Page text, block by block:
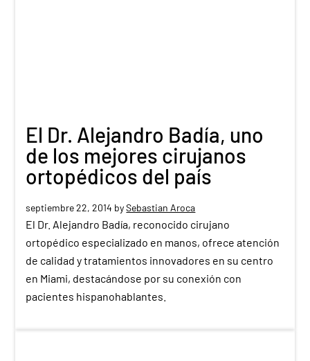
El Dr. Alejandro Badía, uno
de los mejores cirujanos
ortopédicos del país
septiembre 22, 2014 bySebastian Aroca
El Dr. Alejandro Badía, reconocido cirujano
ortopédico especializado en manos, ofrece atención
de calidad y tratamientos innovadores en su centro
en Miami, destacándose por su conexión con
pacientes hispanohablantes.